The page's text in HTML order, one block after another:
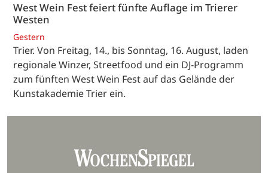
West Wein Fest feiert fünfte Auflage im Trierer
Westen
Gestern
Trier. Von Freitag, 14., bis Sonntag, 16. August, laden
regionale Winzer, Streetfood und ein DJ-Programm
zum fünften West Wein Fest auf das Gelände der
Kunstakademie Trier ein.